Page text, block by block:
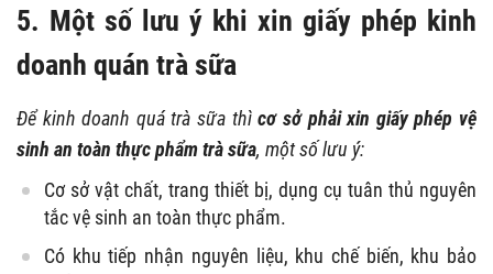
5. Một số lưu ý khi xin giấy phép kinh
doanh quán trà sữa
Để kinh doanh quá trà sữa thìcơ sở phải xin giấy phép vệ
sinh an toàn thực phẩm trà sữa, một số lưu ý:
Cơ sở vật chất, trang thiết bị, dụng cụ tuân thủ nguyên
tắc vệ sinh an toàn thực phẩm.
Có khu tiếp nhận nguyên liệu, khu chế biến, khu bảo